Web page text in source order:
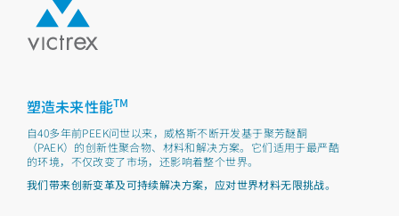
塑造未来性能TM
自40多年前PEEK问世以来，威格斯不断开发基于聚芳醚酮
（PAEK）的创新性聚合物、材料和解决方案。它们适用于最严酷
的环境，不仅改变了市场，还影响着整个世界。
我们带来创新变革及可持续解决方案，应对世界材料无限挑战。